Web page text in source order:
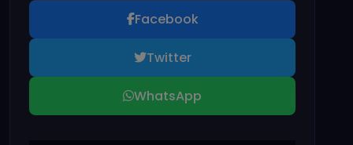
Facebook
Twitter
WhatsApp